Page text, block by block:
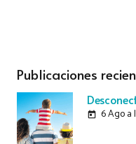
Publicaciones
today 6 Ago a